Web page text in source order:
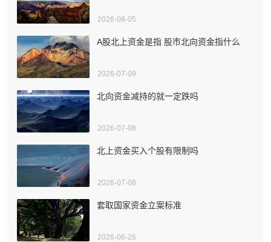
2026-08-05
A股北上资金是指 股市北向资金指什么
2026-07-09
北向资金减持的就一定跌吗
2026-07-08
北上资金买入个股有限制吗
2026-07-08
套取国家资金立案标准
2026-06-26